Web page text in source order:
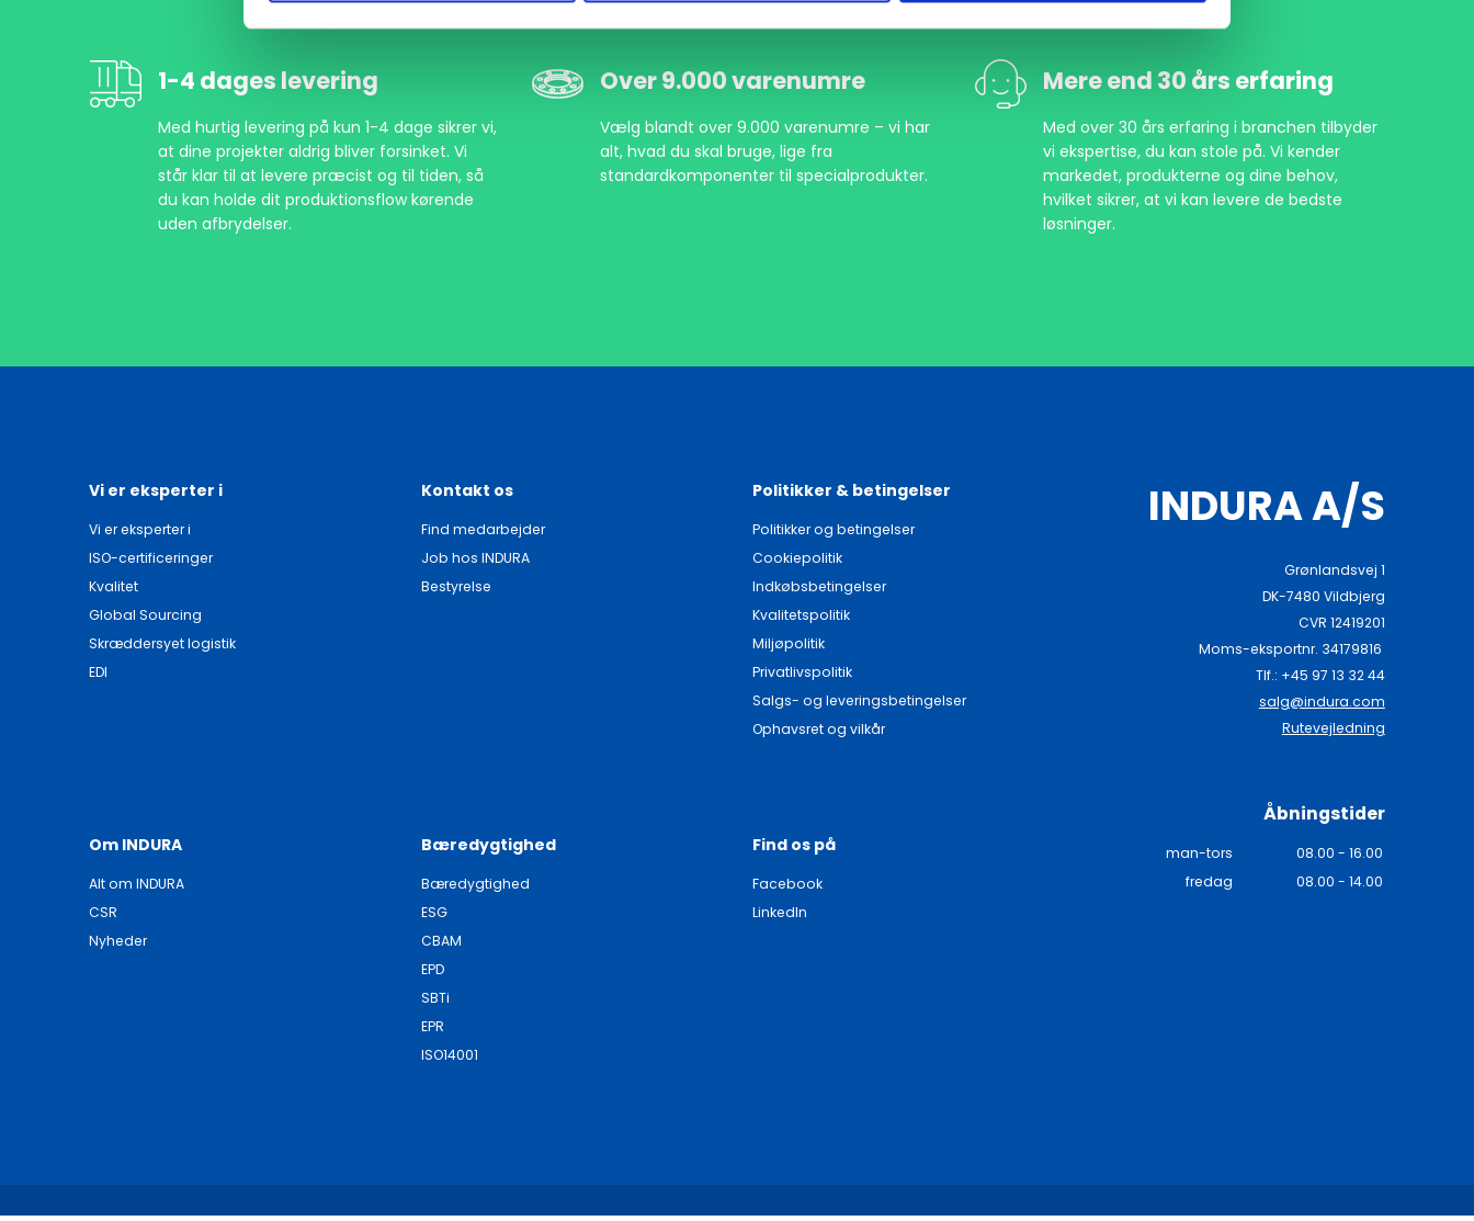
1-4 dages levering
Med hurtig levering på kun 1-4 dage sikrer vi,
at dine projekter aldrig bliver forsinket. Vi
står klar til at levere præcist og til tiden, så
du kan holde dit produktionsflow kørende
uden afbrydelser.
Over 9.000 varenumre
Vælg blandt over 9.000 varenumre – vi har
alt, hvad du skal bruge, lige fra
standardkomponenter til specialprodukter.
Mere end 30 års erfaring
Med over 30 års erfaring i branchen tilbyder
vi ekspertise, du kan stole på. Vi kender
markedet, produkterne og dine behov,
hvilket sikrer, at vi kan levere de bedste
løsninger.
Vi er eksperter i
Vi er eksperter i
ISO-certificeringer
Kvalitet
Global Sourcing
Skræddersyet logistik
EDI
Kontakt os
Find medarbejder
Job hos INDURA
Bestyrelse
Politikker & betingelser
Politikker og betingelser
Cookiepolitik
Indkøbsbetingelser
Kvalitetspolitik
Miljøpolitik
Privatlivspolitik
Salgs- og leveringsbetingelser
Ophavsret og vilkår
Om INDURA
Alt om INDURA
CSR
Nyheder
Bæredygtighed
Bæredygtighed
ESG
CBAM
EPD
SBTi
EPR
ISO14001
Find os på
Facebook
LinkedIn
INDURA A/S
Grønlandsvej 1
DK-7480 Vildbjerg
CVR 12419201
Moms-eksportnr. 34179816
Tlf.: +45 97 13 32 44
salg@indura.com
Rutevejledning
Åbningstider
man-tors
08.00 - 16.00
fredag
08.00 - 14.00